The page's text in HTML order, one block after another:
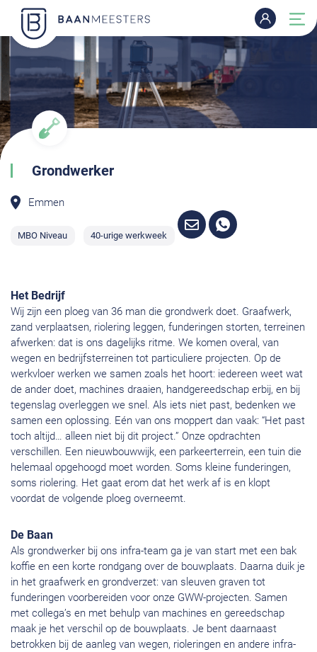
Grondwerker
Emmen
MBO Niveau 40-urige werkweek
Het Bedrijf
Wij zijn een ploeg van 36 man die grondwerk doet. Graafwerk,
zand verplaatsen, riolering leggen, funderingen storten, terreinen
afwerken: dat is ons dagelijks ritme. We komen overal, van
wegen en bedrijfsterreinen tot particuliere projecten. Op de
werkvloer werken we samen zoals het hoort: iedereen weet wat
de ander doet, machines draaien, handgereedschap erbij, en bij
tegenslag overleggen we snel. Als iets niet past, bedenken we
samen een oplossing. Eén van ons moppert dan vaak: “Het past
toch altijd… alleen niet bij dit project.” Onze opdrachten
verschillen. Een nieuwbouwwijk, een parkeerterrein, een tuin die
helemaal opgehoogd moet worden. Soms kleine funderingen,
soms riolering. Het gaat erom dat het werk af is en klopt
voordat de volgende ploeg overneemt.
De Baan
Als grondwerker bij ons infra-team ga je van start met een bak
koffie en een korte rondgang over de bouwplaats. Daarna duik je
in het graafwerk en grondverzet: van sleuven graven tot
funderingen voorbereiden voor onze GWW-projecten. Samen
met collega’s en met behulp van machines en gereedschap
maak je het verschil op de bouwplaats. Je bent daarnaast
betrokken bij de aanleg van wegen, rioleringen en andere infra-